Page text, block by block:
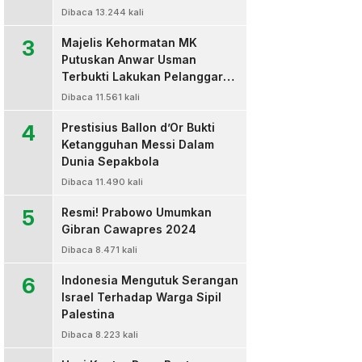
Dibaca 13.244 kali
3
Majelis Kehormatan MK
Putuskan Anwar Usman
Terbukti Lakukan Pelanggaran
Berat Kode Etik dan
Dibaca 11.561 kali
4
Prestisius Ballon d’Or Bukti
Ketangguhan Messi Dalam
Dunia Sepakbola
Dibaca 11.490 kali
5
Resmi! Prabowo Umumkan
Gibran Cawapres 2024
Dibaca 8.471 kali
6
Indonesia Mengutuk Serangan
Israel Terhadap Warga Sipil
Palestina
Dibaca 8.223 kali